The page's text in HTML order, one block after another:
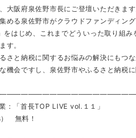
大阪府泉佐野市長にご登壇いただきます
める泉佐野市がクラウドファンディン
をはじめ、これまでどういった取り組
す。
さと納税に関するお悩みの解決にもつ
機会ですし、泉佐野市やふるさと納税
：「首長TOP LIVE vol.１１」
無料！